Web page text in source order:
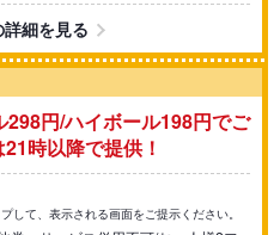
細を見る
298円/ハイボール198円でご
時以降で提供！
して、表示される画面をご提示ください。